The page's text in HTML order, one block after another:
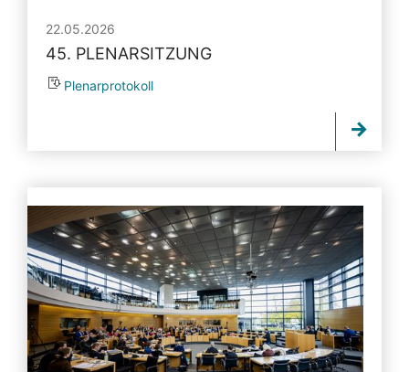
22.05.2026
45. PLENARSITZUNG
Plenarprotokoll